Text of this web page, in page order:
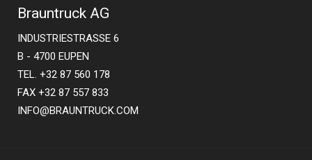
Brauntruck AG
INDUSTRIESTRASSE 6
B - 4700 EUPEN
TEL. +32 87 560 178
FAX +32 87 557 833
INFO@BRAUNTRUCK.COM